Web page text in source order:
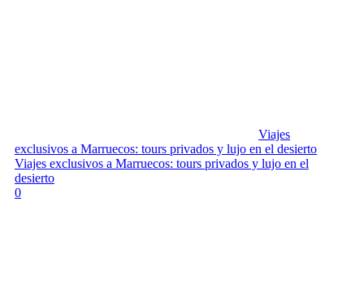
Viajes
exclusivos a Marruecos: tours privados y lujo en el desierto
Viajes exclusivos a Marruecos: tours privados y lujo en el
desierto
0